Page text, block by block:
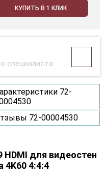
КУПИТЬ В 1 КЛИК
специалиста
72-
72-00004530
для видеостен
4:4:4